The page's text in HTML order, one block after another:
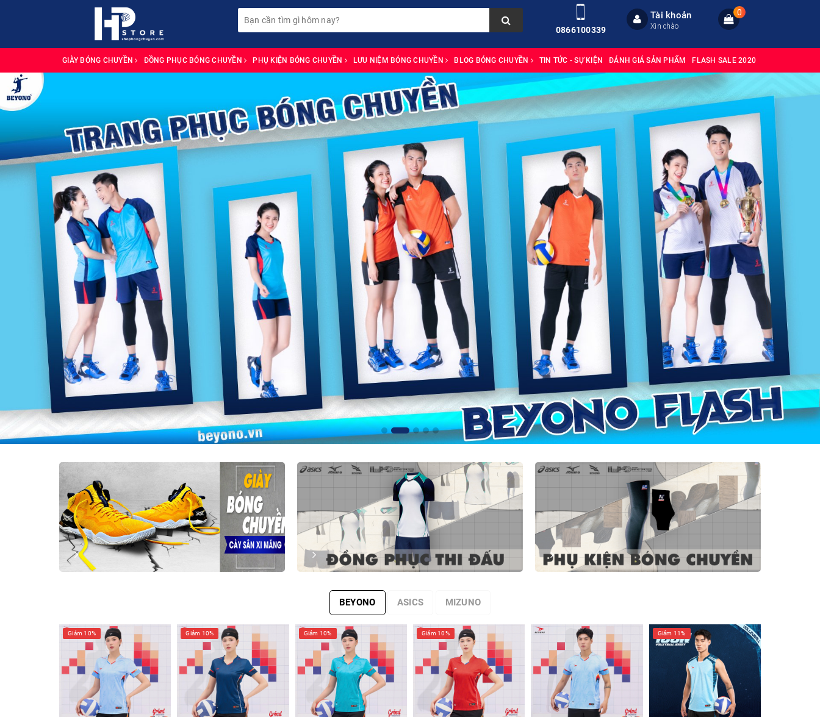
0866100339
Tài khoản
Xin chào
0
GIÀY BÓNG CHUYỀN ĐỒNG PHỤC BÓNG CHUYỀN PHỤ KIỆN BÓNG CHUYỀN LƯU NIỆM BÓNG CHUYỀN BLOG BÓNG CHUYỀN TIN TỨC - SỰ KIỆN ĐÁNH GIÁ SẢN PHẨM FLASH SALE 2020
BEYONO ASICS MIZUNO
Giảm 10% Giảm 10% Giảm 10% Giảm 10% Giảm 11%